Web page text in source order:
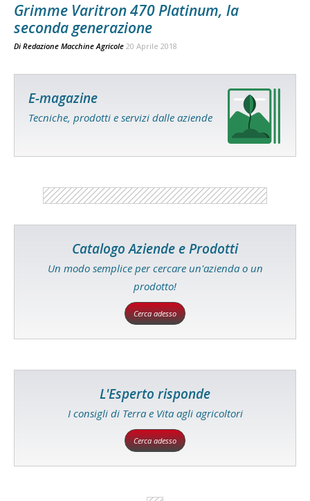
Grimme Varitron 470 Platinum, la
seconda generazione
Di Redazione Macchine Agricole 20 Aprile 2018
E-magazine
Tecniche, prodotti e servizi dalle aziende
Catalogo Aziende e Prodotti
Un modo semplice per cercare un'azienda o un
prodotto!
Cerca adesso
L'Esperto risponde
I consigli di Terra e Vita agli agricoltori
Cerca adesso